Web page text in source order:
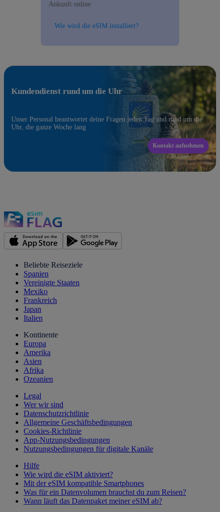
Ankunft online
Wie wird die eSIM installiert?
Kundendienst rund um die Uhr
Unser Personal beantwortet deine Fragen jeden Tag und rund um die
Uhr, die ganze Woche lang
Kontakt aufnehmen
Beliebte Reiseziele
Spanien
Vereinigte Staaten
Mexiko
Frankreich
Japan
Italien
Kontinente
Europa
Amerika
Asien
Afrika
Ozeanien
Legal
Wer wir sind
Datenschutzrichtlinie
Allgemeine Geschäftsbedingungen
Cookies-Richtlinie
App-Nutzungsbedingungen
Nutzungsbedingungen für digitale Kanäle
Hilfe
Wie wird die eSIM aktiviert?
Mit der eSIM kompatible Smartphones
Was für ein Datenvolumen brauchst du zum Reisen?
Wann läuft das Datenpaket meiner eSIM ab?